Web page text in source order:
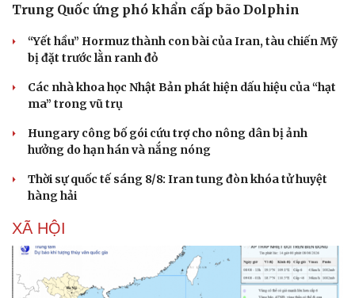
Trung Quốc ứng phó khẩn cấp bão Dolphin
“Yết hầu” Hormuz thành con bài của Iran, tàu chiến Mỹ
bị đặt trước lằn ranh đỏ
Các nhà khoa học Nhật Bản phát hiện dấu hiệu của “hạt
ma” trong vũ trụ
Hungary công bố gói cứu trợ cho nông dân bị ảnh
hưởng do hạn hán và nắng nóng
Thời sự quốc tế sáng 8/8: Iran tung đòn khóa tử huyệt
hàng hải
XÃ HỘI